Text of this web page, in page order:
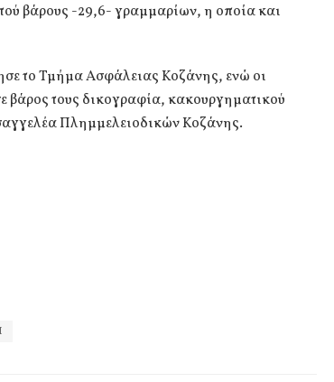
βάρους -29,6- γραμμαρίων, η οποία και
το Τμήμα Ασφάλειας Κοζάνης, ενώ οι
βάρος τους δικογραφία, κακουργηματικού
Πλημμελειοδικών Κοζάνης.